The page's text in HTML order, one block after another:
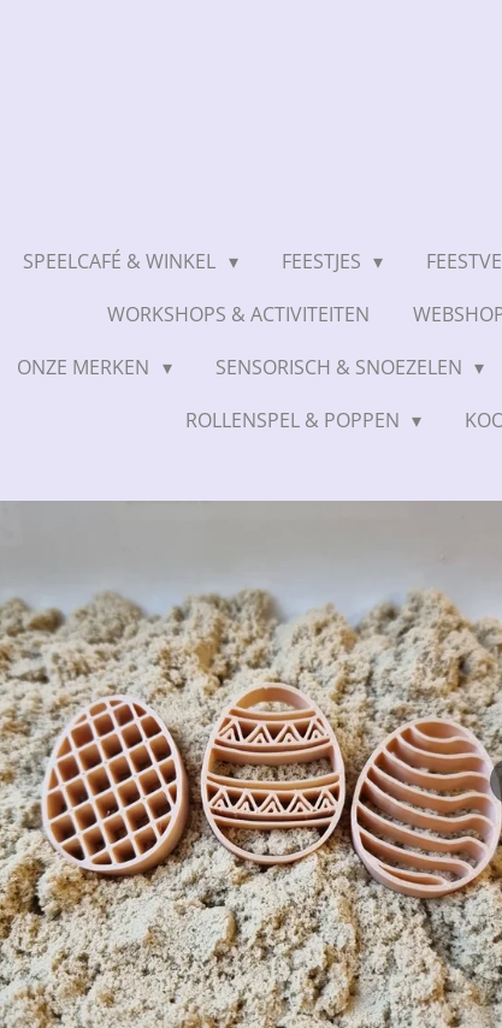
SPEELCAFÉ & WINKEL FEESTJES
WORKSHOPS & ACTIVITEITEN
ONZE MERKEN
SENSORISCH & SNOEZELEN
ROLLENSPEL & POPPEN